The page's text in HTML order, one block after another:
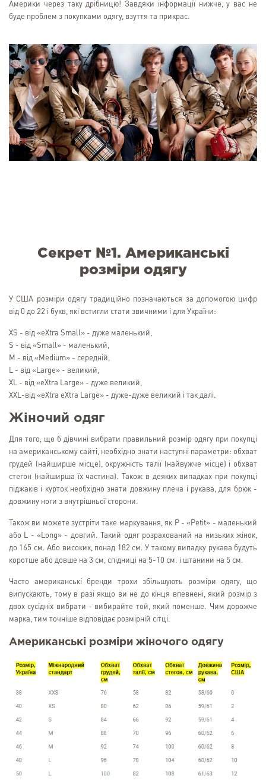
Америки через таку дрібницю! Завдяки інформації нижче, у вас не
буде проблем з покупками одягу, взуття та прикрас.
Секрет №1. Американські
розміри одягу
У США розміри одягу традиційно позначаються за допомогою цифр
від 0 до 22 і букв, які встигли стати звичними і для України:
XS - від «eXtra Small» - дуже маленький,
S - від «Small» - маленький,
M - від «Medium» - середній,
L - від «Large» - великий,
XL - від «eXtra Large» - дуже великий,
XXL-від «eXtra eXtra Large» - дуже-дуже великий і так далі.
Жіночий одяг
Для того, що б дівчині вибрати правильний розмір одягу при покупці
на американському сайті, необхідно знати наступні параметри: обхват
грудей (найширше місце), окружність талії (найвужче місце) і обхват
стегон (найширша їх частина). Також в деяких випадках при покупці
піджаків і курток необхідно знати довжину плеча і рукава, для брюк -
довжину ноги з внутрішньої сторони.
Також ви можете зустріти таке маркування, як P - «Petit» - маленький
або L - «Long» - довгий. Такий одяг розрахований на низьких жінок,
до 165 см. Або високих, понад 182 см. У такому випадку рукава будуть
коротше або довше на 3 см, спідниці на 5-10 см. і штанини на 5 см.
Часто американські бренди трохи збільшують розміри одягу, що
випускають, тому в разі якщо ви не до кінця впевнені, який розмір з
двох сусідніх вибрати - вибирайте той, який поменше. Чим дорожче
марка, тим точніше відповідає розмірній сітці.
Американські розміри жіночого одягу